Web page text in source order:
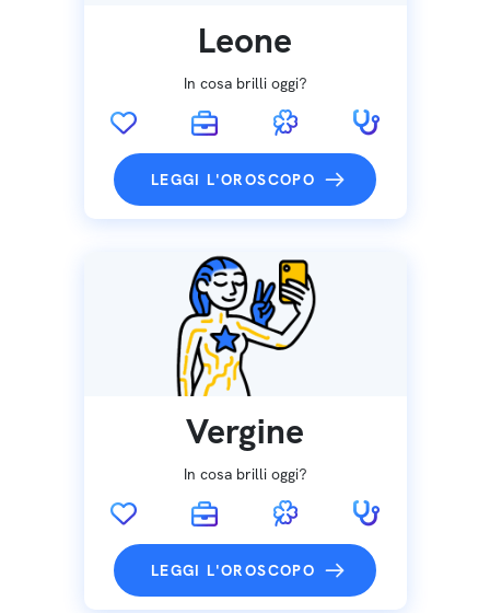
Leone
In cosa brilli oggi?
LEGGI L'OROSCOPO
Vergine
In cosa brilli oggi?
LEGGI L'OROSCOPO